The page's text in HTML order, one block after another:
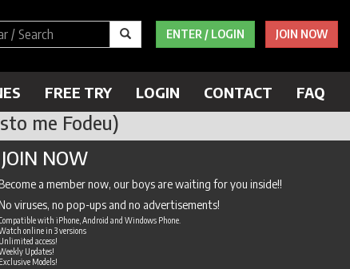
ENTER / LOGIN JOIN NOW
FREE TRY LOGIN CONTACT FAQ
me Fodeu)
JOIN NOW
a member now, our boys are waiting for you inside!!
viruses, no pop-ups and no advertisements!
with iPhone, Android and Windows Phone.
online in 3 versions
Unlimited access!
Updates!
Exclusive Models!